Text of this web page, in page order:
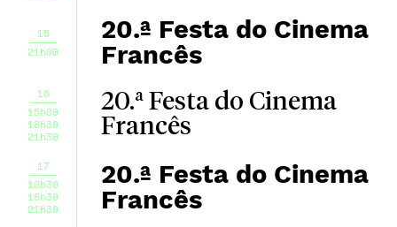
15
21h00
20.ª Festa do Cinema
Francês
16
15h00
18h30
21h30
20.ª Festa do Cinema
Francês
17
10h30
18h30
21h30
20.ª Festa do Cinema
Francês